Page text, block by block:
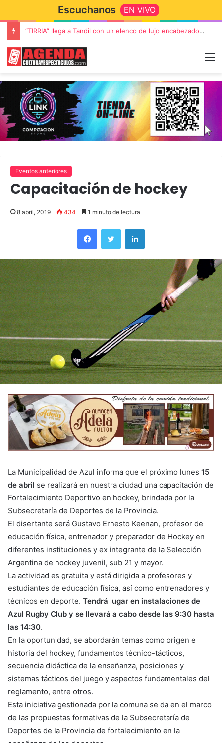
Escuchanos EN VIVO
“TIRRIA” llega a Tandil con un elenco de lujo encabezado por Capusotto, Spregelburd y Stefani
Eventos anteriores
Capacitación de hockey
8 abril, 2019 434 1 minuto de lectura
La Municipalidad de Azul informa que el próximo lunes 15
de abril se realizará en nuestra ciudad una capacitación de
Fortalecimiento Deportivo en hockey, brindada por la
Subsecretaría de Deportes de la Provincia.
El disertante será Gustavo Ernesto Keenan, profesor de
educación física, entrenador y preparador de Hockey en
diferentes instituciones y ex integrante de la Selección
Argentina de hockey juvenil, sub 21 y mayor.
La actividad es gratuita y está dirigida a profesores y
estudiantes de educación física, así como entrenadores y
técnicos en deporte. Tendrá lugar en instalaciones de
Azul Rugby Club y se llevará a cabo desde las 9:30 hasta
las 14:30.
En la oportunidad, se abordarán temas como origen e
historia del hockey, fundamentos técnico-tácticos,
secuencia didáctica de la enseñanza, posiciones y
sistemas tácticos del juego y aspectos fundamentales del
reglamento, entre otros.
Esta iniciativa gestionada por la comuna se da en el marco
de las propuestas formativas de la Subsecretaría de
Deportes de la Provincia de fortalecimiento en la